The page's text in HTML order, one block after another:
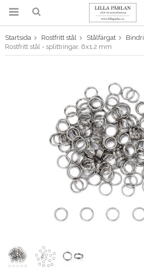
Produkten har blivit
varukorgen
Startsida Rostfritt stål Stålfärgat
Rostfritt stål - splittringar, 6x1,2 mm